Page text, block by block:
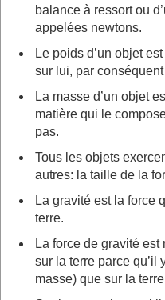
balance à ressort ou
appelées newtons.
Le poids d’un objet
sur lui, par
La masse d’un objet
matière qui le
pas.
Tous les objets
autres: la taille de la
La gravité est la force
terre.
La force de gravité
sur la terre parce qu’il
masse) que sur la